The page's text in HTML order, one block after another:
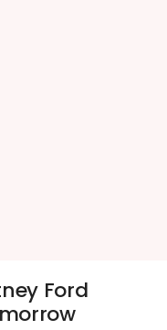
Ford